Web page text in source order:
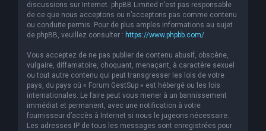
discussions sur Internet. phpBB Limited n’est pas responsable
de ce que nous acceptons ou n’acceptons pas comme contenu
ou conduite permis. Pour de plus amples informations au sujet
de phpBB, veuillez consulter : https://www.phpbb.com/.
Vous acceptez de ne pas publier de contenu abusif, obscène,
vulgaire, diffamatoire, choquant, menaçant, à caractère sexuel
ou tout autre contenu qui peut transgresser les lois de votre
pays, du pays où « Forum GestSup » est hébergé ou les lois
internationales. Le faire peut vous mener à un bannissement
immédiat et permanent, avec une notification à votre
fournisseur d’accès à Internet si nous le jugeons nécessaire.
Les adresses IP de tous les messages sont enregistrées pour